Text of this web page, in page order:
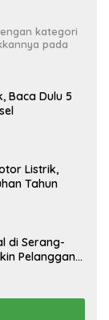
kategori
pada
Baca Dulu 5
Listrik,
Tahun
di Serang-
Pelanggan